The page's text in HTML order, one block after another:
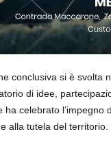
conclusiva si è svolta
di idee,
ha celebrato
alla tutela del territorio.